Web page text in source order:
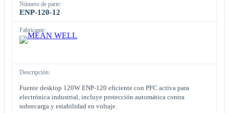
Número de parte:
ENP-120-12
Fabricante:
Descripción:
Fuente desktop 120W ENP-120 eficiente con PFC activa para
electrónica industrial, incluye protección automática contra
sobrecarga y estabilidad en voltaje.